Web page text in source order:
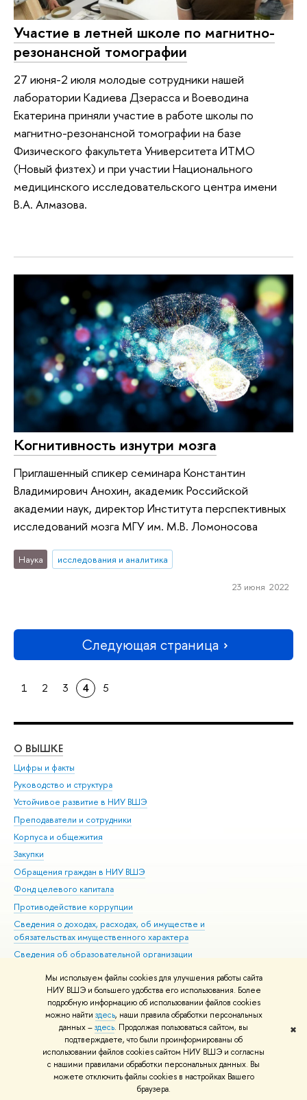
Мы используем файлы cookies для улучшения работы сайта
НИУ ВШЭ и большего удобства его использования. Более
подробную информацию об использовании файлов cookies
можно найти здесь, наши правила обработки персональных
данных –здесь. Продолжая пользоваться сайтом, вы
подтверждаете, что были проинформированы об
использовании файлов cookies сайтом НИУ ВШЭ и согласны
с нашими правилами обработки персональных данных. Вы
можете отключить файлы cookies в настройках Вашего
браузера.
✖
Участие в летней школе по магнитно-
резонансной томографии
27 июня-2 июля молодые сотрудники нашей
лаборатории Кадиева Дзерасса и Воеводина
Екатерина приняли участие в работе школы по
магнитно-резонансной томографии на базе
Физического факультета Университета ИТМО
(Новый физтех) и при участии Национального
медицинского исследовательского центра имени
В.А. Алмазова.
Когнитивность изнутри мозга
Приглашенный спикер семинара Константин
Владимирович Анохин, академик Российской
академии наук, директор Института перспективных
исследований мозга МГУ им. М.В. Ломоносова
Наука исследования и аналитика
23 июня 2022
Следующая страница
1 2 3 4 5
О ВЫШКЕ
Цифры и факты
Руководство и структура
Устойчивое развитие в НИУ ВШЭ
Преподаватели и сотрудники
Корпуса и общежития
Закупки
Обращения граждан в НИУ ВШЭ
Фонд целевого капитала
Противодействие коррупции
Сведения о доходах, расходах, об имуществе и
обязательствах имущественного характера
Сведения об образовательной организации
Людям с ограниченными возможностями здоровья
Единая платежная страница
Работа в Вышке
© НИУ ВШЭ 1993–2026 Адреса и контакты Условия использования
материалов Политика конфиденциальности Карта сайта
Шрифты HSE Sans и HSE Slab разработаны вШколе дизайна НИУ ВШЭ